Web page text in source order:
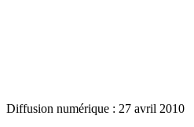
Diffusion numérique : 27 avril 2010